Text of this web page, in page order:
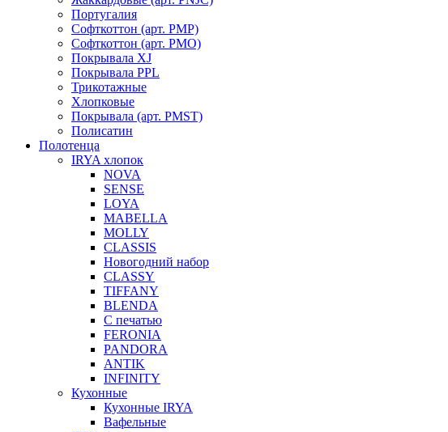
Португалия
Софткоттон (арт. PMP)
Софткоттон (арт. PMO)
Покрывала XJ
Покрывала PPL
Трикотажные
Хлопковые
Покрывала (арт. PMST)
Полисатин
Полотенца
IRYA хлопок
NOVA
SENSE
LOYA
MABELLA
MOLLY
CLASSIS
Новогодний набор
CLASSY
TIFFANY
BLENDA
С печатью
FERONIA
PANDORA
ANTIK
INFINITY
Кухонные
Кухонные IRYA
Вафельные